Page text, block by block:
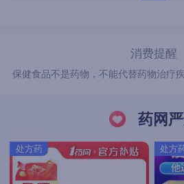
消费提醒
保健食品不是药物，不能代替药物治疗疾
药网
处方药 处方